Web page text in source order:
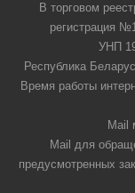
В торговом
регистрация
УНП
Республика
Время работы
Mail
Mail для
предусмотренных